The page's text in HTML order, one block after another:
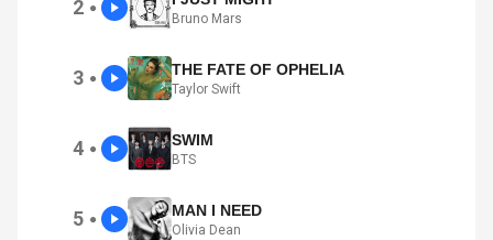
2 ●
Bruno Mars
3 ● THE FATE OF OPHELIA
Taylor Swift
4 ● SWIM
BTS
5 ● MAN I NEED
Olivia Dean